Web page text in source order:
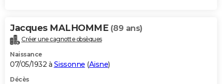
Jacques MALHOMME (89 ans)
Créer une cagnotte obsèques
Naissance
07/05/1932 à Sissonne (Aisne)
Décès